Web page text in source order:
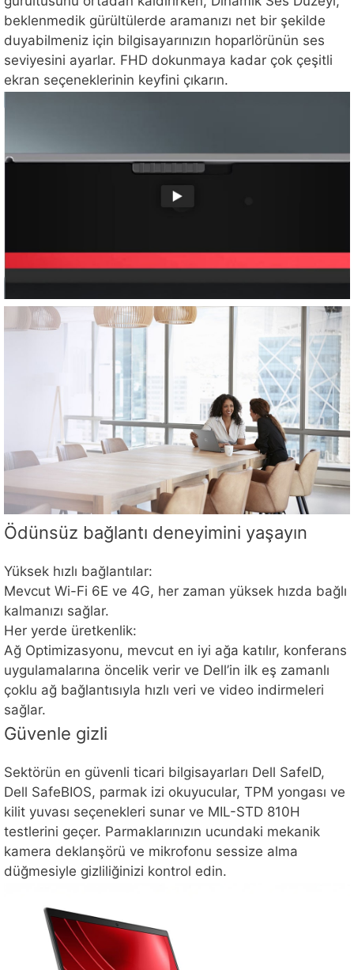
beklenmedik gürültülerde aramanızı net bir şekilde
duyabilmeniz için bilgisayarınızın hoparlörünün ses
seviyesini ayarlar. FHD dokunmaya kadar çok çeşitli
ekran seçeneklerinin keyfini çıkarın.
Ödünsüz bağlantı deneyimini yaşayın
Yüksek hızlı bağlantılar:
Mevcut Wi-Fi 6E ve 4G, her zaman yüksek hızda bağlı
kalmanızı sağlar.
Her yerde üretkenlik:
Ağ Optimizasyonu, mevcut en iyi ağa katılır, konferans
uygulamalarına öncelik verir ve Dell’in ilk eş zamanlı
çoklu ağ bağlantısıyla hızlı veri ve video indirmeleri
sağlar.
Güvenle gizli
Sektörün en güvenli ticari bilgisayarları Dell SafeID,
Dell SafeBIOS, parmak izi okuyucular, TPM yongası ve
kilit yuvası seçenekleri sunar ve MIL-STD 810H
testlerini geçer. Parmaklarınızın ucundaki mekanik
kamera deklanşörü ve mikrofonu sessize alma
düğmesiyle gizliliğinizi kontrol edin.